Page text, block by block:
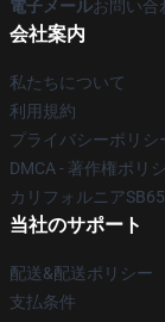
電子メールお問い合
会社案内
私たちについて
利用規約
プライバシーポリシ
DMCA - 著作権ポリ
カリフォルニア
当社のサポート
配送&配送ポリシー
支払条件